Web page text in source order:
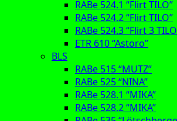
RABe 524.1 “Flirt TILO”
RABe 524.2 “Flirt TILO”
RABe 524.3 “Flirt 3
ETR 610 “Astoro”
BLS
RABe 515 “MUTZ”
RABe 525 “NINA”
RABe 528.1 “MIKA”
RABe 528.2 “MIKA”